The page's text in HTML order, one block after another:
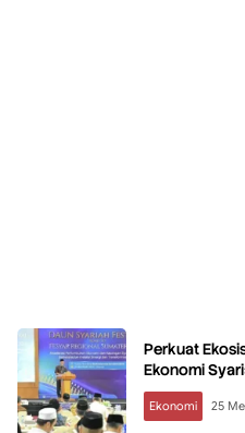
Perkuat
Ekonomi
Ekonomi 25